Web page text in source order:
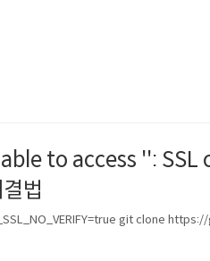
to access '':
법
git clone